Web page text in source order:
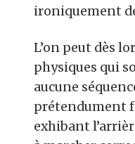
ironiquement
L’on peut dès
physiques qui
aucune
prétendument
exhibant